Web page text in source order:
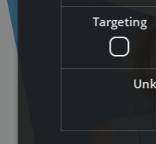
Targeting